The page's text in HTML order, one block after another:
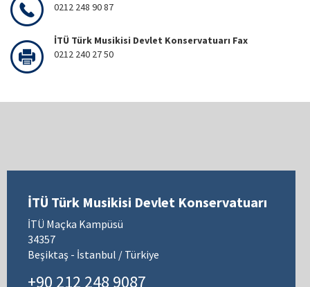
0212 248 90 87
İTÜ Türk Musikisi Devlet Konservatuarı Fax
0212 240 27 50
İTÜ Türk Musikisi Devlet Konservatuarı
İTÜ Maçka Kampüsü
34357
Beşiktaş - İstanbul / Türkiye
+90 212 248 9087